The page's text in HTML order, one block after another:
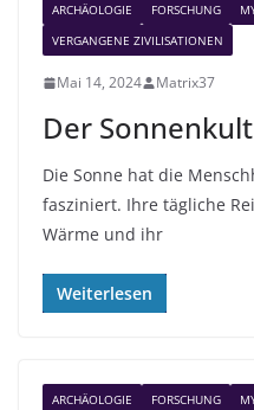
ARCHÄOLOGIE FORSCHUNG
VERGANGENE ZIVILISATIONEN
Mai 14, 2024 Matrix37
Der Sonnenkult
Die Sonne hat die
fasziniert. Ihre tägliche
Wärme und ihr
Weiterlesen
ARCHÄOLOGIE FORSCHUNG